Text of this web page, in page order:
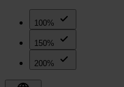
100%
150%
200%